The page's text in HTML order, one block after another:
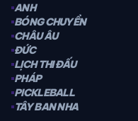
ANH
BÓNG CHUYỀN
CHÂU ÂU
ĐỨC
LỊCH THI ĐẤU
PHÁP
PICKLEBALL
TÂY BAN NHA